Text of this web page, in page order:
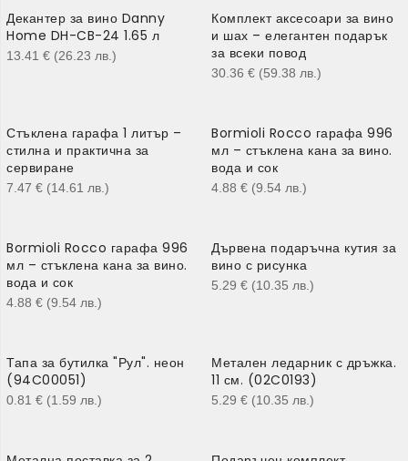
Декантер за вино Danny
Home DH-CB-24 1.65 л
13.41 € (26.23 лв. )
Комплект аксесоари за вино
и шах – елегантен подарък
за всеки повод
30.36 € (59.38 лв. )
Стъклена гарафа 1 литър –
стилна и практична за
сервиране
7.47 € (14.61 лв. )
Bormioli Rocco гарафа 996
мл – стъклена кана за вино.
вода и сок
4.88 € (9.54 лв. )
Bormioli Rocco гарафа 996
мл – стъклена кана за вино.
вода и сок
4.88 € (9.54 лв. )
Дървена подаръчна кутия за
вино с рисунка
5.29 € (10.35 лв. )
Тапа за бутилка "Рул". неон
(94C00051)
0.81 € (1.59 лв. )
Метален ледарник с дръжка.
11 см. (02C0193)
5.29 € (10.35 лв. )